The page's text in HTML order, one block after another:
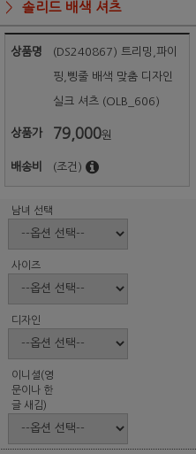
솔리드 배색 셔츠
상품명 (DS240867) 트리밍,파이
핑,삥줄 배색 맞춤 디자인
실크 셔츠 (OLB_606)
상품가 79,000원
배송비 (조건)
남녀 선택
사이즈
디자인
이니셜(영
문이나 한
글 새김)